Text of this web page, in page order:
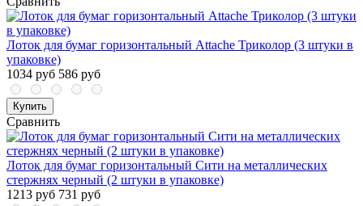
Лоток для бумаг горизонтальный Attache Триколор (3 штуки в
упаковке)
1034 руб 586 руб
Купить
Сравнить
Лоток для бумаг горизонтальный Сити на металлических
стержнях черный (2 штуки в упаковке)
1213 руб 731 руб